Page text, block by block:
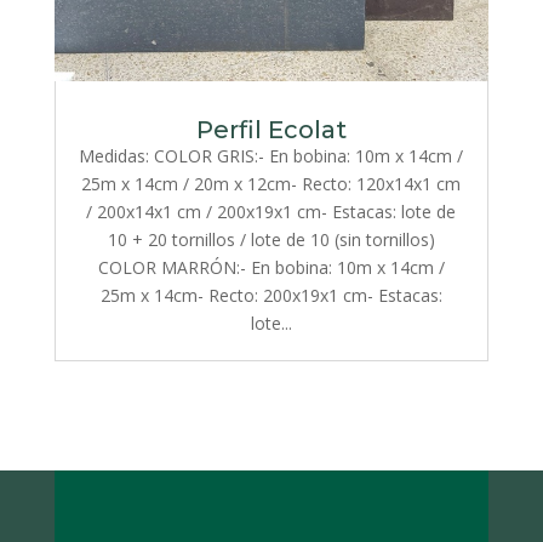
Perfil Ecolat
Medidas: COLOR GRIS:- En bobina: 10m x 14cm /
25m x 14cm / 20m x 12cm- Recto: 120x14x1 cm
/ 200x14x1 cm / 200x19x1 cm- Estacas: lote de
10 + 20 tornillos / lote de 10 (sin tornillos)
COLOR MARRÓN:- En bobina: 10m x 14cm /
25m x 14cm- Recto: 200x19x1 cm- Estacas:
lote...